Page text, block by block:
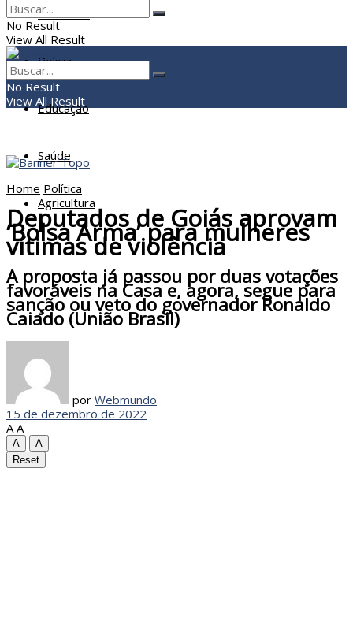
Economia
Policia
Educação
Saúde
Agricultura
No Result
View All Result
No Result
View All Result
Home Política
Deputados de Goiás aprovam
‘Bolsa Arma’ para mulheres
vítimas de violência
A proposta já passou por duas votações
favoráveis na Casa e, agora, segue para
sanção ou veto do governador Ronaldo
Caiado (União Brasil)
por Webmundo
15 de dezembro de 2022
A A
A
A
Reset